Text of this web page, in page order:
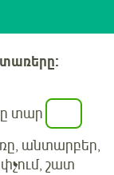
տար
անտարբեր,
շատ